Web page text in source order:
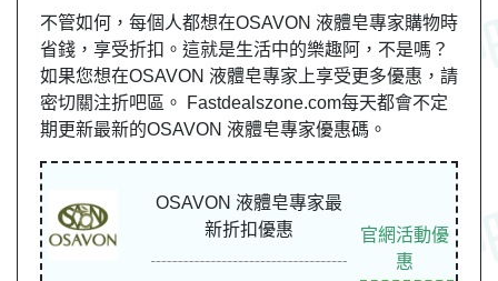
不管如何，每個人都想在OSAVON 液體皂專家購物時
省錢，享受折扣。這就是生活中的樂趣阿，不是嗎？
如果您想在OSAVON 液體皂專家上享受更多優惠，請
密切關注折吧區。 Fastdealszone.com每天都會不定
期更新最新的OSAVON 液體皂專家優惠碼。
OSAVON 液體皂專家最
新折扣優惠
官網活動優
惠